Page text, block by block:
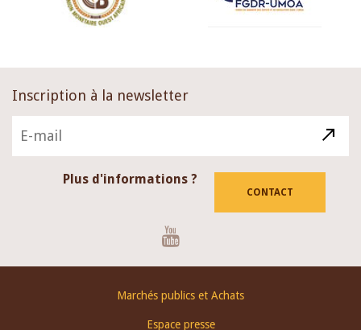
Inscription à la newsletter
Plus d'informations ?
CONTACT
Marchés publics et Achats
Espace presse